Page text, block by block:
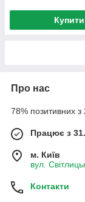
Купити
Про нас
78% позитивних з
Працює з
м. Київ
вул.
Контакти